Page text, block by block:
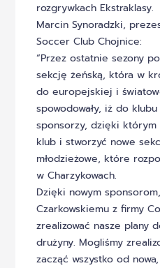
rozgrywkach Ekstraklasy.
Marcin Synoradzki,
Soccer Club Chojnice:
“Przez ostatnie sezony
sekcję żeńską, która w
do europejskiej i
spowodowały, iż do
sponsorzy, dzięki którym
klub i stworzyć nowe
młodzieżowe, które
w Charzykowach.
Dzięki nowym
Czarkowskiemu z firmy
zrealizować nasze plany
drużyny. Mogliśmy
zacząć wszystko od